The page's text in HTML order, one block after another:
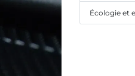
Écologie et